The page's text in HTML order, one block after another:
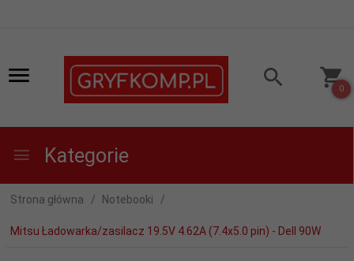
0
Kategorie
Strona główna Notebooki
Mitsu Ładowarka/zasilacz 19.5V 4.62A (7.4x5.0 pin) - Dell 90W